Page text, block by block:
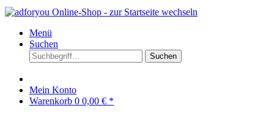
Menü
Suchen
Suchen
Mein Konto
Warenkorb 0 0,00 € *